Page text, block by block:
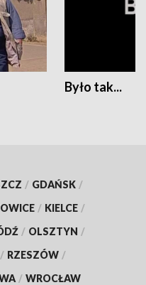
Było tak...
/ GDAŃSK /
/ KIELCE /
/ OLSZTYN /
/ RZESZÓW /
/ WROCŁAW